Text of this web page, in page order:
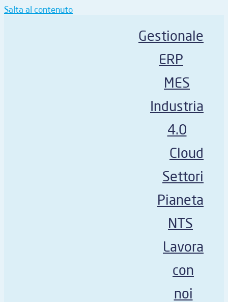
Salta al contenuto
Gestionale
ERP
MES
Industria
4.0
Cloud
Settori
Pianeta
NTS
Lavora
con
noi